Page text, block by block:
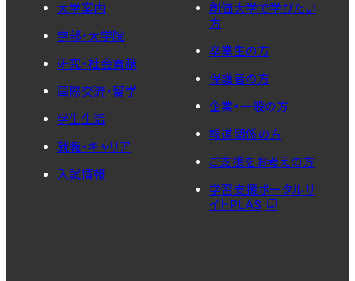
大学案内
学部・大学院
研究・社会貢献
国際交流・留学
学生生活
就職・キャリア
入試情報
創価大学で学びたい
方
卒業生の方
保護者の方
企業・一般の方
報道関係の方
ご支援をお考えの方
学習支援ポータルサ
イトPLAS